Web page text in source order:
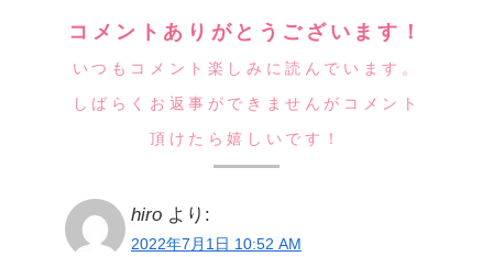
コメントありがとうございます！
いつもコメント楽しみに読んでいます。
しばらくお返事ができませんがコメント
頂けたら嬉しいです！
hiro より:
2022年7月1日 10:52 AM